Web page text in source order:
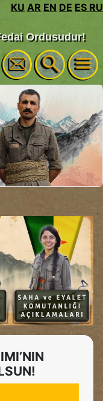
KU AR EN DE ES RU
Ordusudur!